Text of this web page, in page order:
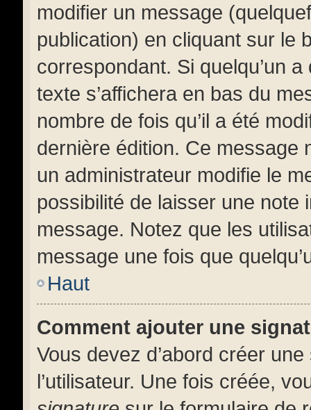
modifier un message
publication) en cliquant sur le
correspondant. Si quelqu’un
texte s’affichera en bas du
nombre de fois qu’il a été
dernière édition. Ce message
un administrateur modifie le
possibilité de laisser une note
message. Notez que les
message une fois que
Haut
Comment ajouter une
Vous devez d’abord créer
l’utilisateur. Une fois créée,